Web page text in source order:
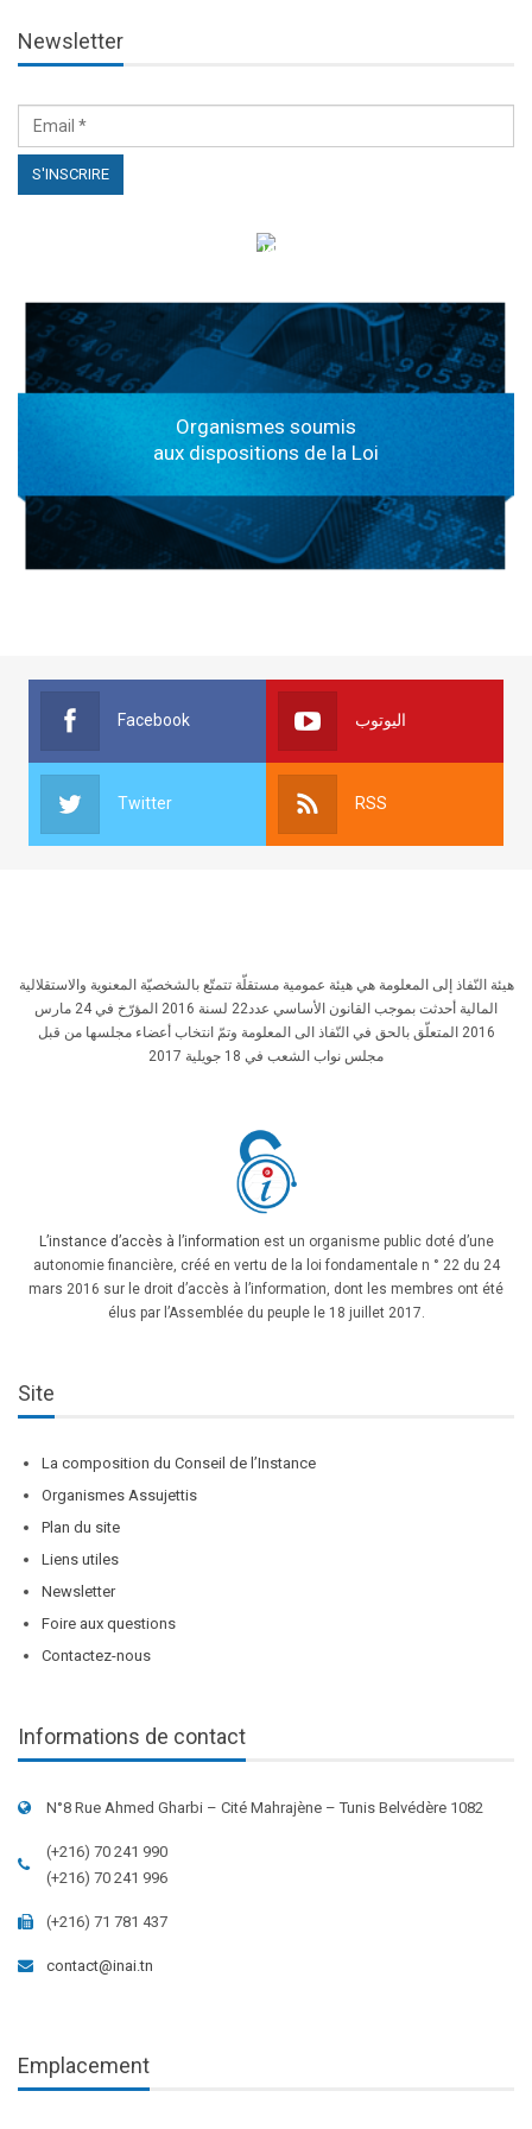
Newsletter
الهياكل الخاضعة لقانون النفاذ إلى المعلومة
Organismes soumis
aux dispositions de la Loi
Facebook اليوتوب
Twitter RSS
هيئة النّفاذ إلى المعلومة هي هيئة عمومية مستقلّة تتمتّع بالشخصيّة المعنوية والاستقلالية
المالية أحدثت بموجب القانون الأساسي عدد22 لسنة 2016 المؤرّخ في 24 مارس
2016 المتعلّق بالحق في النّفاذ الى المعلومة وتمّ انتخاب أعضاء مجلسها من قبل
مجلس نواب الشعب في 18 جويلية 2017
L’instance d’accès à l’information est un organisme public doté d’une
autonomie financière, créé en vertu de la loi fondamentale n ° 22 du 24
mars 2016 sur le droit d’accès à l’information, dont les membres ont été
élus par l’Assemblée du peuple le 18 juillet 2017.
Site
La composition du Conseil de l’Instance
Organismes Assujettis
Plan du site
Liens utiles
Newsletter
Foire aux questions
Contactez-nous
Informations de contact
N°8 Rue Ahmed Gharbi – Cité Mahrajène – Tunis Belvédère 1082
(+216) 70 241 990
(+216) 70 241 996
(+216) 71 781 437
contact@inai.tn
Emplacement